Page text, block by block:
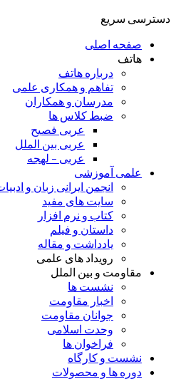
دسترسی سریع
صفحه اصلی
هاتف
درباره هاتف
تفاهم و همکاری علمی
مدرسان و همکاران
ضبط کلاس ها
عربی فصیح
عربی بین الملل
عربی – لهجه
علمی آموزشی
انجمن ایرانی زبان و
سایت های مفید
کتاب و نرم افزار
داستان و فیلم
یادداشت و مقاله
رویداد های علمی
مقاومت و بین الملل
نشست ها
اخبار مقاومت
جوانان مقاومت
وحدت اسلامی
فراخوان ها
نشست و کارگاه
دوره ها و محصولات